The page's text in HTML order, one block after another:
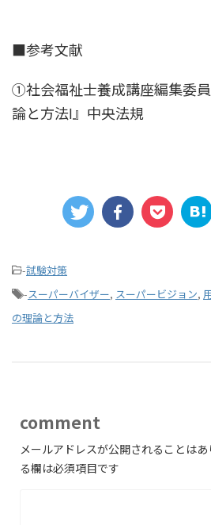
■参考文献
①社会福祉士養成講座編集委
論と方法Ⅰ』中央法規
-試験対策
-スーパーバイザー, スーパービジョン,
の理論と方法
comment
メールアドレスが公開されることはあ
る欄は必須項目です